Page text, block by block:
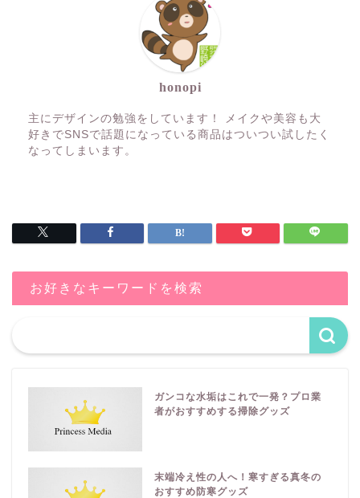
honopi
主にデザインの勉強をしています！ メイクや美容も大
好きでSNSで話題になっている商品はついつい試したく
なってしまいます。
お好きなキーワードを検索
ガンコな水垢はこれで一発？プロ業
者がおすすめする掃除グッズ
末端冷え性の人へ！寒すぎる真冬の
おすすめ防寒グッズ